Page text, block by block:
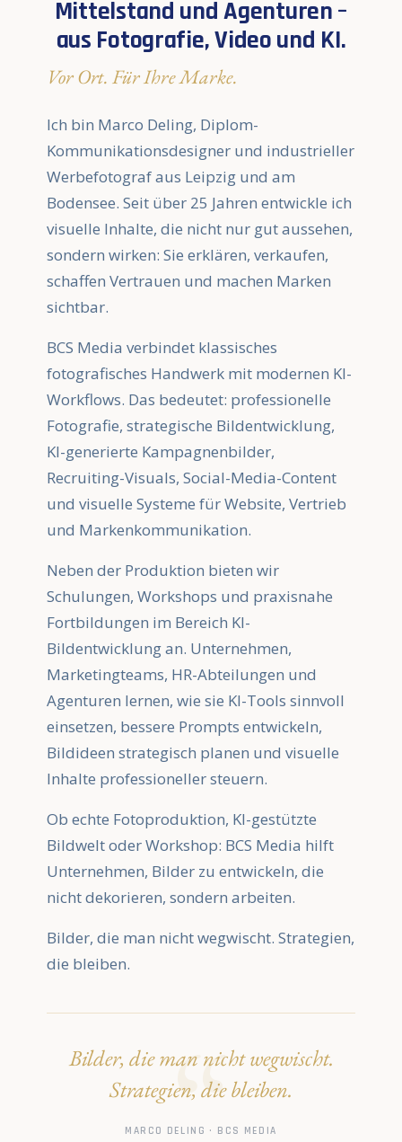
Mittelstand und Agenturen –
aus Fotografie, Video und KI.
Vor Ort. Für Ihre Marke.
Ich bin Marco Deling, Diplom-
Kommunikationsdesigner und industrieller
Werbefotograf aus Leipzig und am
Bodensee. Seit über 25 Jahren entwickle ich
visuelle Inhalte, die nicht nur gut aussehen,
sondern wirken: Sie erklären, verkaufen,
schaffen Vertrauen und machen Marken
sichtbar.
BCS Media verbindet klassisches
fotografisches Handwerk mit modernen KI-
Workflows. Das bedeutet: professionelle
Fotografie, strategische Bildentwicklung,
KI-generierte Kampagnenbilder,
Recruiting-Visuals, Social-Media-Content
und visuelle Systeme für Website, Vertrieb
und Markenkommunikation.
Neben der Produktion bieten wir
Schulungen, Workshops und praxisnahe
Fortbildungen im Bereich KI-
Bildentwicklung an. Unternehmen,
Marketingteams, HR-Abteilungen und
Agenturen lernen, wie sie KI-Tools sinnvoll
einsetzen, bessere Prompts entwickeln,
Bildideen strategisch planen und visuelle
Inhalte professioneller steuern.
Ob echte Fotoproduktion, KI-gestützte
Bildwelt oder Workshop: BCS Media hilft
Unternehmen, Bilder zu entwickeln, die
nicht dekorieren, sondern arbeiten.
Bilder, die man nicht wegwischt. Strategien,
die bleiben.
Bilder, die man nicht wegwischt.
Strategien, die bleiben.
MARCO DELING · BCS MEDIA